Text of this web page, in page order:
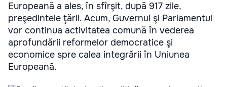
Europeană a ales, în sfîrşit, după 917 zile,
preşedintele ţării. Acum, Guvernul şi Parlamentul
vor continua activitatea comună în vederea
aprofundării reformelor democratice şi
economice spre calea integrării în Uniunea
Europeană.